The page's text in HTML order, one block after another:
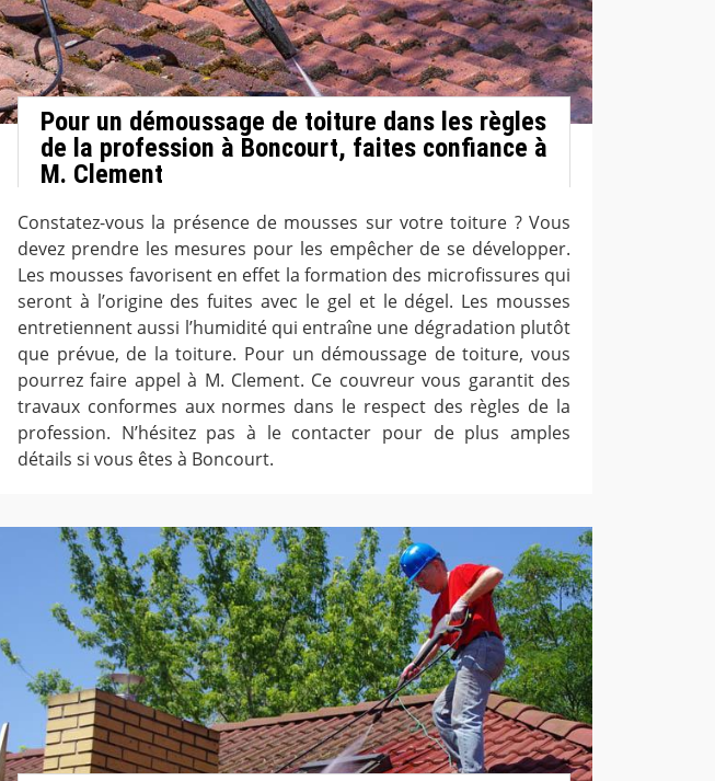
Pour un démoussage de toiture dans les règles
de la profession à Boncourt, faites confiance à
M. Clement
Constatez-vous la présence de mousses sur votre toiture ? Vous
devez prendre les mesures pour les empêcher de se développer.
Les mousses favorisent en effet la formation des microfissures qui
seront à l’origine des fuites avec le gel et le dégel. Les mousses
entretiennent aussi l’humidité qui entraîne une dégradation plutôt
que prévue, de la toiture. Pour un démoussage de toiture, vous
pourrez faire appel à M. Clement. Ce couvreur vous garantit des
travaux conformes aux normes dans le respect des règles de la
profession. N’hésitez pas à le contacter pour de plus amples
détails si vous êtes à Boncourt.